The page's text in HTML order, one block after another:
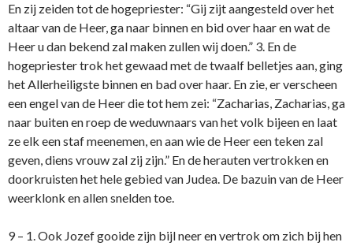
En zij zeiden tot de hogepriester: “Gij zijt aangesteld over het
altaar van de Heer, ga naar binnen en bid over haar en wat de
Heer u dan bekend zal maken zullen wij doen.” 3. En de
hogepriester trok het gewaad met de twaalf belletjes aan, ging
het Allerheiligste binnen en bad over haar. En zie, er verscheen
een engel van de Heer die tot hem zei: “Zacharias, Zacharias, ga
naar buiten en roep de weduwnaars van het volk bijeen en laat
ze elk een staf meenemen, en aan wie de Heer een teken zal
geven, diens vrouw zal zij zijn.” En de herauten vertrokken en
doorkruisten het hele gebied van Judea. De bazuin van de Heer
weerklonk en allen snelden toe.
9 – 1. Ook Jozef gooide zijn bijl neer en vertrok om zich bij hen